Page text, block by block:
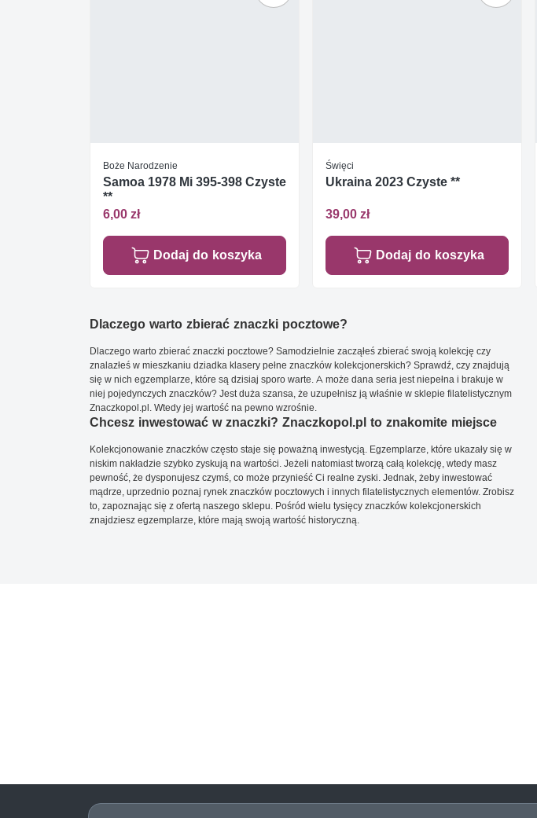
Boże Narodzenie
Samoa 1978 Mi 395-398 Czyste
**
6,00 zł
Dodaj do koszyka
Święci
Ukraina 2023 Czyste **
39,00 zł
Dodaj do koszyka
Dlaczego warto zbierać znaczki pocztowe?
Dlaczego warto zbierać znaczki pocztowe? Samodzielnie zacząłeś zbierać swoją kolekcję czy
znalazłeś w mieszkaniu dziadka klasery pełne znaczków kolekcjonerskich? Sprawdź, czy znajdują
się w nich egzemplarze, które są dzisiaj sporo warte. A może dana seria jest niepełna i brakuje w
niej pojedynczych znaczków? Jest duża szansa, że uzupełnisz ją właśnie w sklepie filatelistycznym
Znaczkopol.pl. Wtedy jej wartość na pewno wzrośnie.
Chcesz inwestować w znaczki? Znaczkopol.pl to znakomite miejsce
Kolekcjonowanie znaczków często staje się poważną inwestycją. Egzemplarze, które ukazały się w
niskim nakładzie szybko zyskują na wartości. Jeżeli natomiast tworzą całą kolekcję, wtedy masz
pewność, że dysponujesz czymś, co może przynieść Ci realne zyski. Jednak, żeby inwestować
mądrze, uprzednio poznaj rynek znaczków pocztowych i innych filatelistycznych elementów. Zrobisz
to, zapoznając się z ofertą naszego sklepu. Pośród wielu tysięcy znaczków kolekcjonerskich
znajdziesz egzemplarze, które mają swoją wartość historyczną.